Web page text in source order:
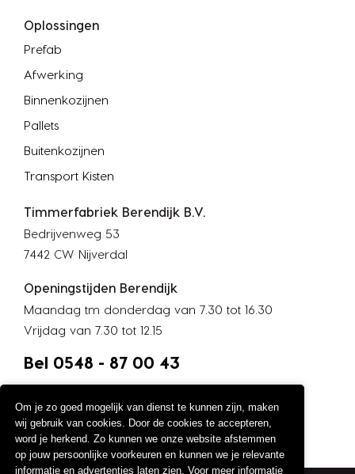
Om je zo goed mogelijk van dienst te kunnen zijn, maken
wij gebruik van cookies. Door de cookies te accepteren,
word je herkend. Zo kunnen we onze website afstemmen
op jouw persoonlijke voorkeuren en kunnen we je relevante
informatie en advertenties laten zien. Voor meer informatie
Oplossingen
Prefab
Afwerking
Binnenkozijnen
Pallets
Buitenkozijnen
Transport Kisten
Timmerfabriek Berendijk B.V.
Bedrijvenweg 53
7442 CW Nijverdal
Openingstijden Berendijk
Maandag tm donderdag van 7.30 tot 16.30
Vrijdag van 7.30 tot 12.15
Bel 0548 - 87 00 43